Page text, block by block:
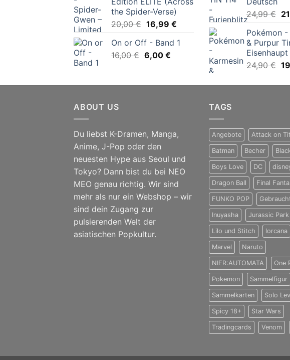
the Spider-Verse)
20,00€ Ursprünglicher
war:
20,00 €
16,99 €Aktueller
ist:
On or Off - Band 1
16,00€ Ursprünglicher
16,00 €
6,00 €Aktueller
6,00 €.
24,99€
Pokémon -
& Purpur
Eisenhaupt
24,90€
ABOUT US
Du liebst K-Dramen, Manga,
Anime, J-Pop oder den
neuesten Hype aus Seoul und
Tokyo? Dann bist du bei NEO
MEO genau richtig. Wir sind
mehr als nur ein Webshop – wir
sind dein Zugang zur
pulsierenden Welt der
asiatischen Popkultur.
TAGS
Angebote Attack on
Batman Becher
Boys Love DC
Dragon Ball Final
FUNKO POP
Inuyasha Jurassic Park
Lilo und Stitch lorcana
Marvel Naruto
NIER:AUTOMATA One
Pokemon Sammelfigur
Sammelkarten Solo
Spicy 18+ Star Wars
Tradingcards Venom